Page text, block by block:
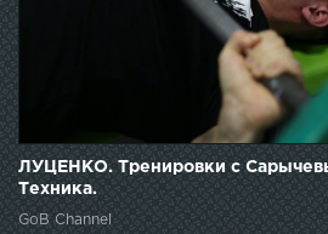
ЛУЦЕНКО. Тренировки с
Техника.
GoB Channel